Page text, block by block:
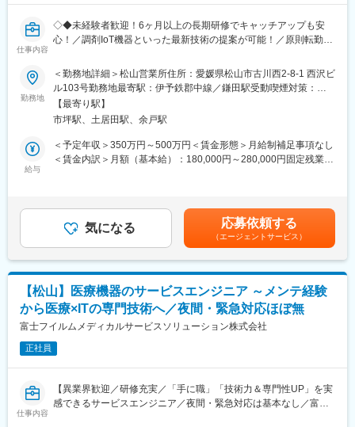
仕事内容
◇◆未経験者歓迎！6ヶ月以上の長期研修でキャッチアップも安
心！／調剤IoT機器といった最新技術の提案が可能！／原則転勤は
仕事◆◇
【はじめに】
既存のお客様である調剤薬局やドラッグストアに対して、主力製
品である全自動調剤分包機などの調剤IoT機器を販売いただく職種
となります。
IoT製品の販売スキルの市場価値は上昇の一途を辿っており、同社
【業務概要】
・提案資料作成
・新規訪問
【その他補足情報】
・長期間の研修を用意しているため職種未経験＆技術的な知識が
全く無い方でも立ち上りが可能となっております。
・正社員登用は前提の採用です。就業態度に問題がなければ原則
登用となり、業界トップクラスシェアを誇る優良企業の正社員と
して安定就業が可能です。（登用率98%、試験やノルマなし）
・業界トップクラスのIoT製品や医療システムに触れる事が可能で
す。また、販売スキルだけでなく薬局運営コンサルティングのス
勤務地
＜勤務地詳細＞松山営業所住所：愛媛県松山市古川西2-8-1 西沢ビ
ル103号勤務地最寄駅：伊予鉄郡中線／鎌田駅受動喫煙対策：屋
内全面禁煙変更の範囲：本文参照
【最寄り駅】
市坪駅、土居田駅、余戸駅
給与
＜予定年収＞350万円～500万円＜賃金形態＞月給制補足事項なし
＜賃金内訳＞月額（基本給）：180,000円～280,000円固定残業手
＞※給与詳細は、年齢・スキルを考慮し決定します。■昇給：年1
回■賞与：年2回年収420万円／30歳 経験5年年収500万円／32歳
経験7年賃金はあくまでも目安の金額であり、選考を通じて上下す
る可能性があります。月給(月額)は固定手当を含めた表記です。
気になる 応募依頼する
（エージェントサービス）
【松山】医療機器のサービスエンジニア ～メンテ経験
から医療×ITの専門技術へ／夜間・緊急対応ほぼ無
富士フイルムメディカルサービスソリューション株式会社
正社員
仕事内容
【異業界歓迎／研修充実／「手に職」「技術力＆専門性UP」を実
感できるサービスエンジニア／夜間・緊急対応は基本なし／富士